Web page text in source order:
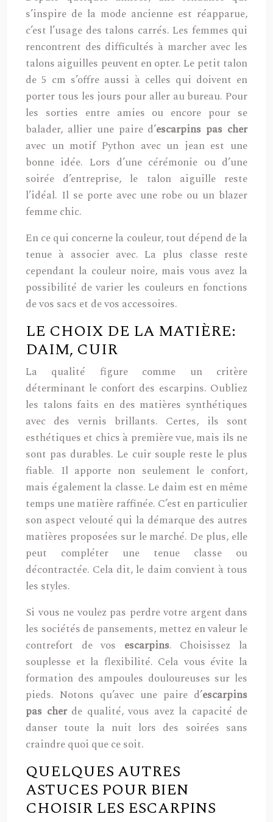
s’inspire de la mode ancienne est réapparue,
c’est l’usage des talons carrés. Les femmes qui
rencontrent des difficultés à marcher avec les
talons aiguilles peuvent en opter. Le petit talon
de 5 cm s’offre aussi à celles qui doivent en
porter tous les jours pour aller au bureau. Pour
les sorties entre amies ou encore pour se
balader, allier une paire d’escarpins pas cher
avec un motif Python avec un jean est une
bonne idée. Lors d’une cérémonie ou d’une
soirée d’entreprise, le talon aiguille reste
l’idéal. Il se porte avec une robe ou un blazer
femme chic.
En ce qui concerne la couleur, tout dépend de la
tenue à associer avec. La plus classe reste
cependant la couleur noire, mais vous avez la
possibilité de varier les couleurs en fonctions
de vos sacs et de vos accessoires.
LE CHOIX DE LA MATIÈRE:
DAIM, CUIR
La qualité figure comme un critère
déterminant le confort des escarpins. Oubliez
les talons faits en des matières synthétiques
avec des vernis brillants. Certes, ils sont
esthétiques et chics à première vue, mais ils ne
sont pas durables. Le cuir souple reste le plus
fiable. Il apporte non seulement le confort,
mais également la classe. Le daim est en même
temps une matière raffinée. C’est en particulier
son aspect velouté qui la démarque des autres
matières proposées sur le marché. De plus, elle
peut compléter une tenue classe ou
décontractée. Cela dit, le daim convient à tous
les styles.
Si vous ne voulez pas perdre votre argent dans
les sociétés de pansements, mettez en valeur le
contrefort de vos escarpins. Choisissez la
souplesse et la flexibilité. Cela vous évite la
formation des ampoules douloureuses sur les
pieds. Notons qu’avec une paire d’escarpins
pas cherde qualité, vous avez la capacité de
danser toute la nuit lors des soirées sans
craindre quoi que ce soit.
QUELQUES AUTRES
ASTUCES POUR BIEN
CHOISIR LES ESCARPINS